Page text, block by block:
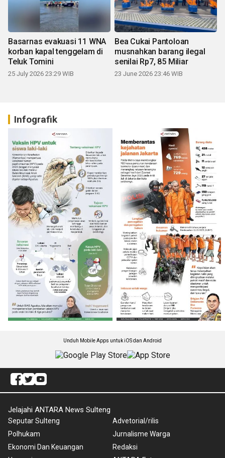
Basarnas evakuasi 11 WNA
korban kapal tenggelam di
Teluk Tomini
25 July 2026 23:29 WIB
Bea Cukai Pantoloan
musnahkan barang ilegal
senilai Rp7, 85 Miliar
23 June 2026 23:46 WIB
Infografik
Unduh Mobile Apps untuk iOS dan Android
Jelajahi ANTARA News Sulteng
Seputar Sulteng
Polhukam
Ekonomi Dan Keuangan
Advetorial/rilis
Jurnalisme Warga
Redaksi